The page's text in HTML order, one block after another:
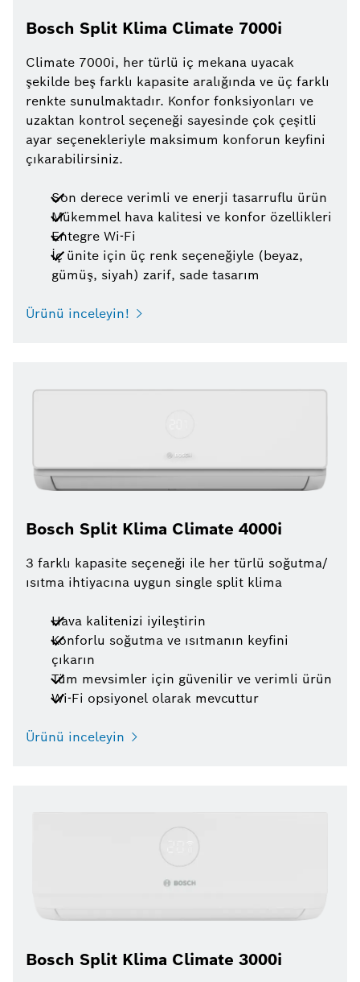
Bosch Split Klima Climate 7000i
Climate 7000i, her türlü iç mekana uyacak
şekilde beş farklı kapasite aralığında ve üç farklı
renkte sunulmaktadır. Konfor fonksiyonları ve
uzaktan kontrol seçeneği sayesinde çok çeşitli
ayar seçenekleriyle maksimum konforun keyfini
çıkarabilirsiniz.
Son derece verimli ve enerji tasarruflu ürün
Mükemmel hava kalitesi ve konfor özellikleri
Entegre Wi-Fi
İç ünite için üç renk seçeneğiyle (beyaz,
gümüş, siyah) zarif, sade tasarım
Ürünü inceleyin!
Bosch Split Klima Climate 4000i
3 farklı kapasite seçeneği ile her türlü soğutma/
ısıtma ihtiyacına uygun single split klima
Hava kalitenizi iyileştirin
Konforlu soğutma ve ısıtmanın keyfini
çıkarın
Tüm mevsimler için güvenilir ve verimli ürün
Wi-Fi opsiyonel olarak mevcuttur
Ürünü inceleyin
Bosch Split Klima Climate 3000i